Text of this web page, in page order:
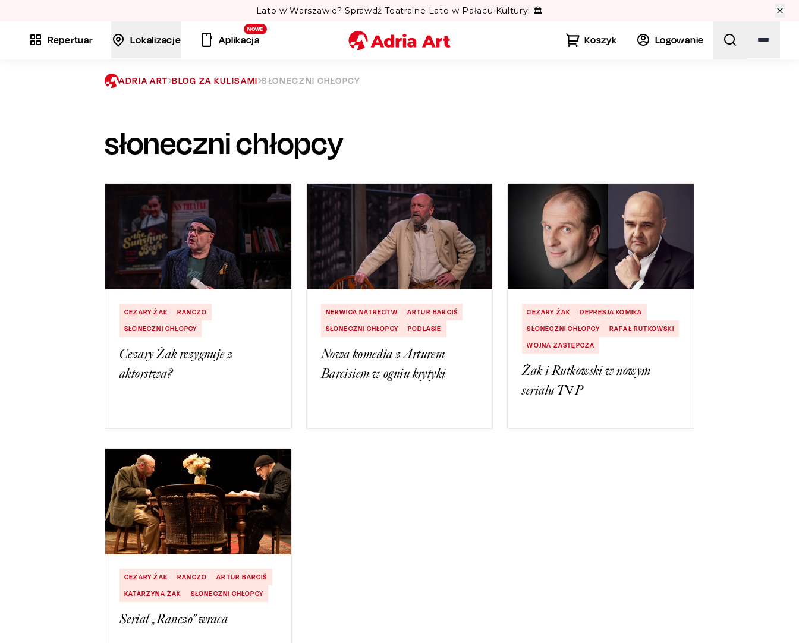
Lato w Warszawie? Sprawdź Teatralne Lato w Pałacu Kultury! 🏛️
Repertuar Lokalizacje
NOWE
Aplikacja Koszyk Logowanie
ADRIA ART BLOG ZA KULISAMI SŁONECZNI CHŁOPCY
słoneczni chłopcy
CEZARY ŻAK
RANCZO
SŁONECZNI CHŁOPCY
Cezary Żak rezygnuje z
aktorstwa?
NERWICA NATRECTW
ARTUR BARCIŚ
SŁONECZNI CHŁOPCY
PODLASIE
Nowa komedia z Arturem
Barcisiem w ogniu krytyki
CEZARY ŻAK
DEPRESJA KOMIKA
SŁONECZNI CHŁOPCY
RAFAŁ RUTKOWSKI
WOJNA ZASTĘPCZA
Żak i Rutkowski w nowym
serialu TVP
CEZARY ŻAK RANCZO
ARTUR BARCIŚ
KATARZYNA ŻAK
SŁONECZNI CHŁOPCY
Serial „Ranczo” wraca